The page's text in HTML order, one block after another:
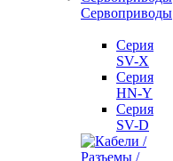
Сервоприводы
Серия
SV-X
Серия
HN-Y
Серия
SV-D